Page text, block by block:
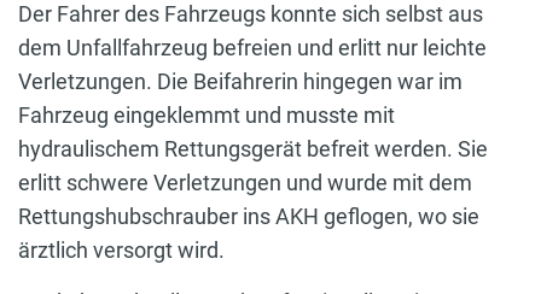
Der Fahrer des Fahrzeugs konnte sich selbst aus
dem Unfallfahrzeug befreien und erlitt nur leichte
Verletzungen. Die Beifahrerin hingegen war im
Fahrzeug eingeklemmt und musste mit
hydraulischem Rettungsgerät befreit werden. Sie
erlitt schwere Verletzungen und wurde mit dem
Rettungshubschrauber ins AKH geflogen, wo sie
ärztlich versorgt wird.